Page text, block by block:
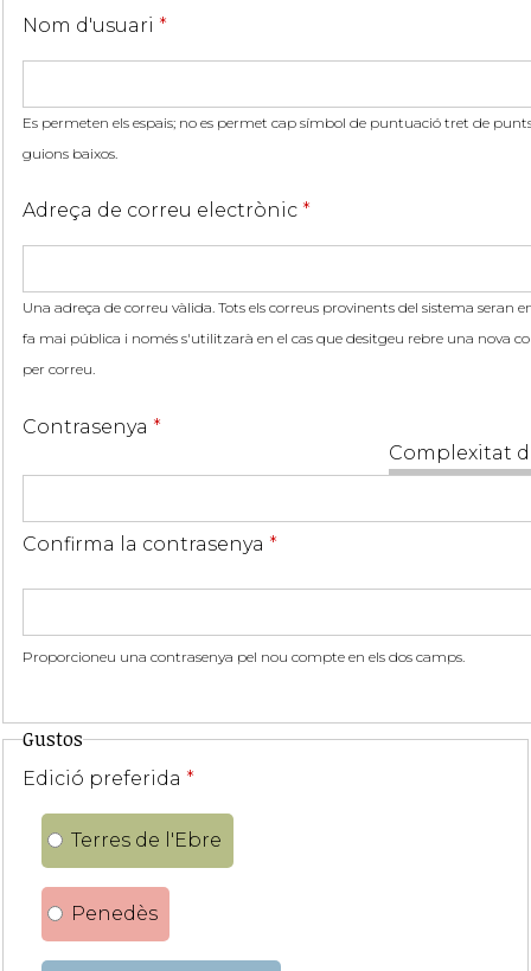
Nom d'usuari *
Es permeten els espais; no es permet cap símbol de puntuació tret de
guions baixos.
Adreça de correu electrònic *
Una adreça de correu vàlida. Tots els correus provinents del sistema seran
fa mai pública i només s'utilitzarà en el cas que desitgeu rebre una nova
per correu.
Complexitat
Contrasenya *
Confirma la contrasenya *
Proporcioneu una contrasenya pel nou compte en els dos camps.
Gustos
Edició preferida *
Terres de l'Ebre
Penedès